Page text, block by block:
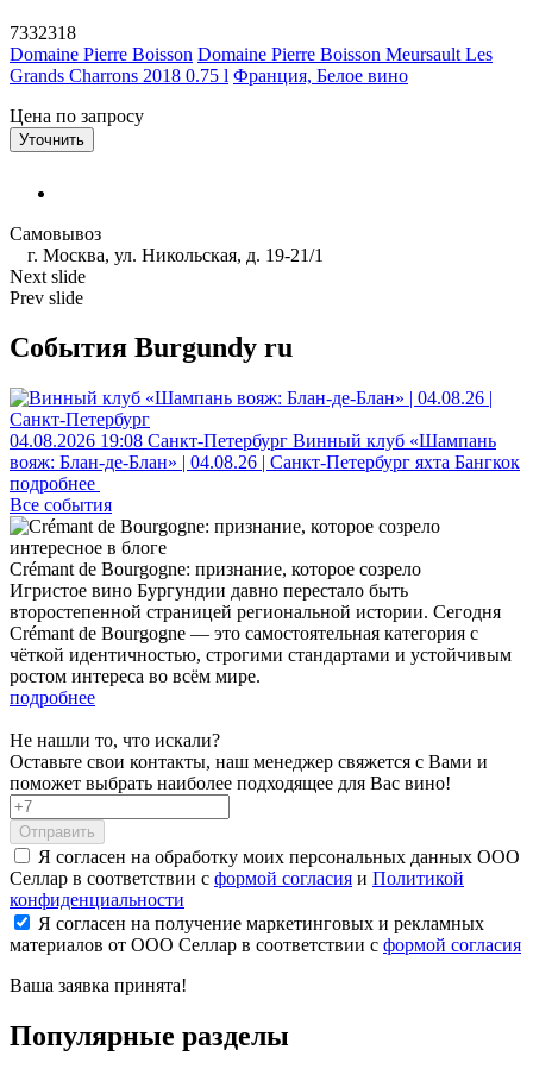
7332318
Domaine Pierre Boisson Domaine Pierre Boisson Meursault Les
Grands Charrons 2018 0.75 l Франция, Белое вино
Цена по запросу
Уточнить
Самовывоз
г. Москва, ул. Никольская, д. 19-21/1
Next slide
Prev slide
События Burgundy ru
04.08.2026 19:08 Санкт-Петербург Винный клуб «Шампань
вояж: Блан-де-Блан» | 04.08.26 | Санкт-Петербург яхта Бангкок
подробнее
Все события
интересное в блоге
Crémant de Bourgogne: признание, которое созрело
Игристое вино Бургундии давно перестало быть
второстепенной страницей региональной истории. Сегодня
Crémant de Bourgogne — это самостоятельная категория с
чёткой идентичностью, строгими стандартами и устойчивым
ростом интереса во всём мире.
подробнее
Не нашли то, что искали?
Оставьте свои контакты, наш менеджер свяжется с Вами и
поможет выбрать наиболее подходящее для Вас вино!
Отправить
Я согласен на обработку моих персональных данных ООО
Селлар в соответствии с формой согласия и Политикой
конфиденциальности
Я согласен на получение маркетинговых и рекламных
материалов от ООО Селлар в соответствии с формой согласия
Ваша заявка принята!
Популярные разделы